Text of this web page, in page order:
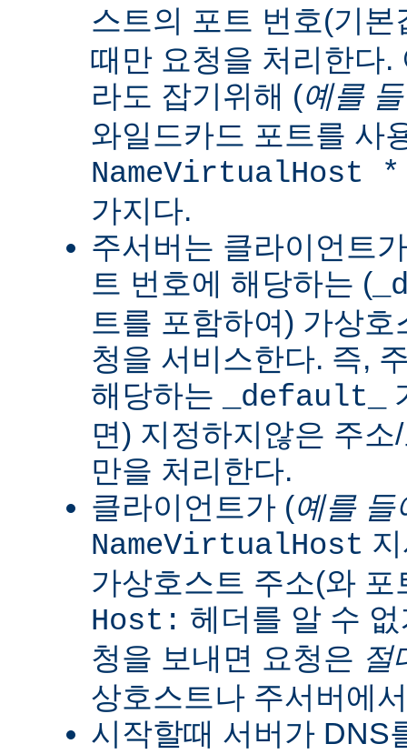
스트의 포트 번호(기
때만 요청을 처리한다.
라도 잡기위해 (예를
와일드카드 포트를 사
NameVirtualHost *
가지다.
주서버는 클라이언트
트 번호에 해당하는 (
트를 포함하여) 가상
청을 서비스한다. 즉,
해당하는
_default_
면) 지정하지않은 주
만을 처리한다.
클라이언트가 (예를 들
NameVirtualHost
가상호스트 주소(와
Host: 헤더를 알 수
청을 보내면 요청은 절
상호스트나 주서버에
시작할때 서버가 DNS